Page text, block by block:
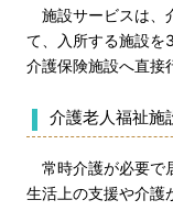
施設サービスは、
て、入所する施設を
介護保険施設へ直接
介護老人福祉施
常時介護が必要で
生活上の支援や介護